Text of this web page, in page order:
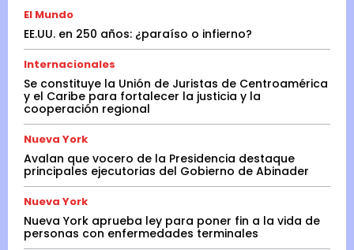
El Mundo
EE.UU. en 250 años: ¿paraíso o infierno?
Internacionales
Se constituye la Unión de Juristas de Centroamérica
y el Caribe para fortalecer la justicia y la
cooperación regional
Nueva York
Avalan que vocero de la Presidencia destaque
principales ejecutorias del Gobierno de Abinader
Nueva York
Nueva York aprueba ley para poner fin a la vida de
personas con enfermedades terminales